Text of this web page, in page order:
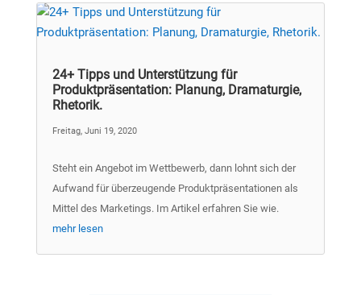
24+ Tipps und Unterstützung für
Produktpräsentation: Planung, Dramaturgie,
Rhetorik.
Freitag, Juni 19, 2020
Steht ein Angebot im Wettbewerb, dann lohnt sich der
Aufwand für überzeugende Produktpräsentationen als
Mittel des Marketings. Im Artikel erfahren Sie wie.
mehr lesen